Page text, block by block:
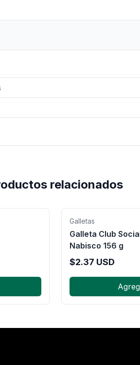
relacionados
Galletas
Galleta Club
Nabisco 156 g
$2.37 USD